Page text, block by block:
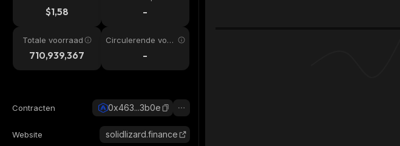
$1,58 -
Totale voorraad
710,939,367
Circulerende voor
-
Contracten 0x463...3b0e
Website solidlizard.finance